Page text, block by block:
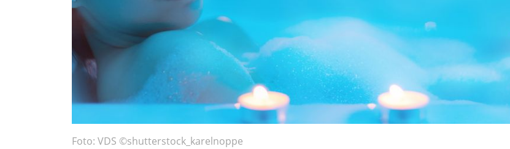
Foto: VDS ©shutterstock_karelnoppe